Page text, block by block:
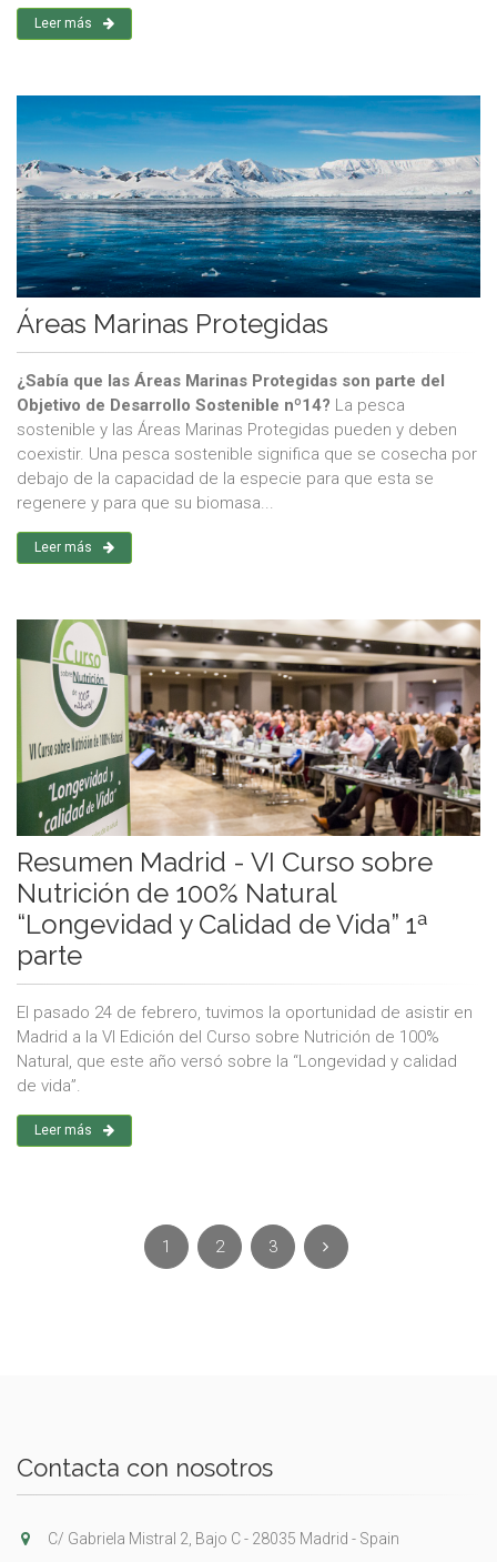
Leer más
Áreas Marinas Protegidas
¿Sabía que las Áreas Marinas Protegidas son parte del
Objetivo de Desarrollo Sostenible nº14? La pesca
sostenible y las Áreas Marinas Protegidas pueden y deben
coexistir. Una pesca sostenible significa que se cosecha por
debajo de la capacidad de la especie para que esta se
regenere y para que su biomasa...
Leer más
Resumen Madrid - VI Curso sobre
Nutrición de 100% Natural
“Longevidad y Calidad de Vida” 1ª
parte
El pasado 24 de febrero, tuvimos la oportunidad de asistir en
Madrid a la VI Edición del Curso sobre Nutrición de 100%
Natural, que este año versó sobre la “Longevidad y calidad
de vida”.
Leer más
1 2 3
Contacta con nosotros
C/ Gabriela Mistral 2, Bajo C - 28035 Madrid - Spain